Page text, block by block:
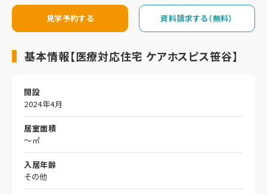
見学予約する 資料請求する（無料）
基本情報【医療対応住宅 ケアホスピス笹谷】
開設
2024年4月
居室面積
～㎡
入居年齢
その他